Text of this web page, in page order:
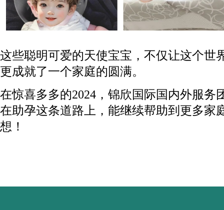
这些聪明可爱的天使宝宝，不仅让这个世
更成就了一个家庭的圆满。
在惊喜多多的2024，锦欣国际国内外服务
在助孕这条道路上，能继续帮助到更多家
想！